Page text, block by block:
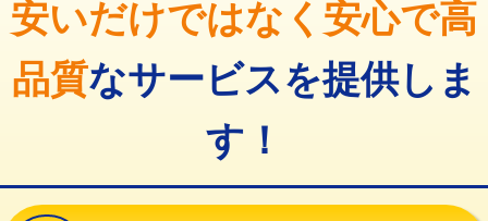
追加人工 16,500円
廃棄・処分 現場見積
止水・漏水調査・防水処理・清掃・修
22,000円
止水・漏水調査・防水処理・清掃・修
33,000円
交換・取付（タンク） 22,000円+材料費
安いだけではなく安心で高
品質なサービスを提供しま
す！